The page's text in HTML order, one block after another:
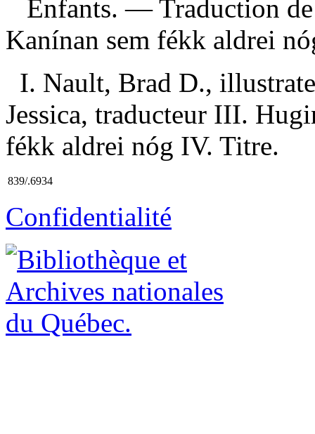
Enfants. —Traduction
Kanínan sem fékk aldrei
I. Nault, Brad D.,
Jessica, traducteur III.
fékk aldrei nóg IV. Titre.
839/.6934
Confidentialité